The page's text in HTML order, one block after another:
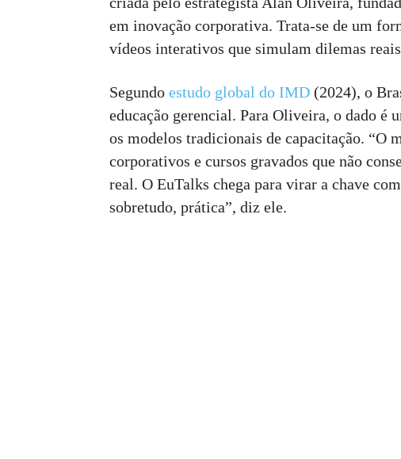
em inovação corporativa. Trata-se de um
vídeos interativos que simulam dilemas
Segundo estudo global do IMD (2024), o
educação gerencial. Para Oliveira, o dado é
os modelos tradicionais de capacitação. “O
corporativos e cursos gravados que não
real. O EuTalks chega para virar a chave
sobretudo, prática”, diz ele.